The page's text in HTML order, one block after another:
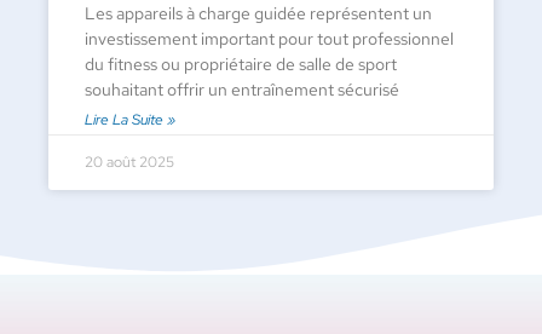
Les appareils à charge guidée représentent un
investissement important pour tout professionnel
du fitness ou propriétaire de salle de sport
souhaitant offrir un entraînement sécurisé
Lire La Suite »
20 août 2025